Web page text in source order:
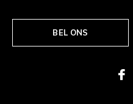
BEL ONS